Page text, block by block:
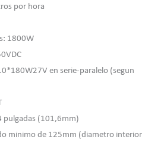
por hora
1800W
en serie-paralelo (segun
pulgadas (101,6mm)
minimo de 125mm (diametro interior